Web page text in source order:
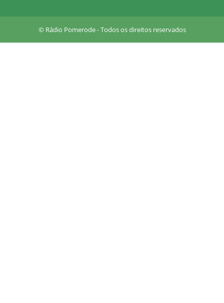
a
© Rádio Pomerode - Todos os direitos reservados